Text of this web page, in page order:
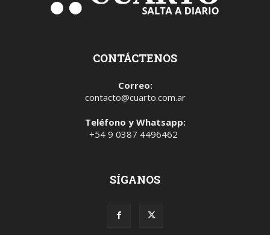
CONTÁCTENOS
Correo:
contacto@cuarto.com.ar
Teléfono y Whatsapp:
+54 9 0387 4496462
SÍGANOS